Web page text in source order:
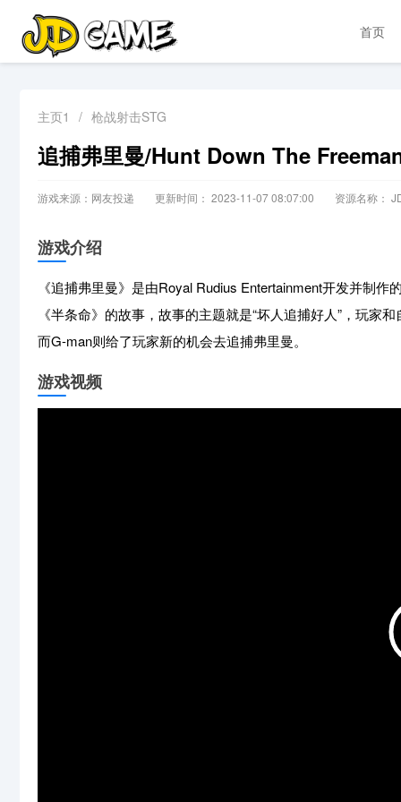
首页
主页1 / 枪战射击STG
追捕弗里曼/Hunt Down The
游戏来源：网友投递 更新时间： 2023-11-07 08:07:00 资源名称：
游戏介绍
《追捕弗里曼》是由Royal Rudius Entertainment开发并制
《半条命》的故事，故事的主题就是“坏人追捕好人”，玩家
而G-man则给了玩家新的机会去追捕弗里曼。
游戏视频